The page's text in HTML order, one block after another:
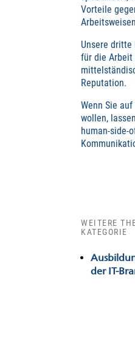
Vorteile
Unsere
für die Arbeit
Reputation.
Wenn Sie
wollen,
human-side-
WEITERE
KATEGORIE
der IT-